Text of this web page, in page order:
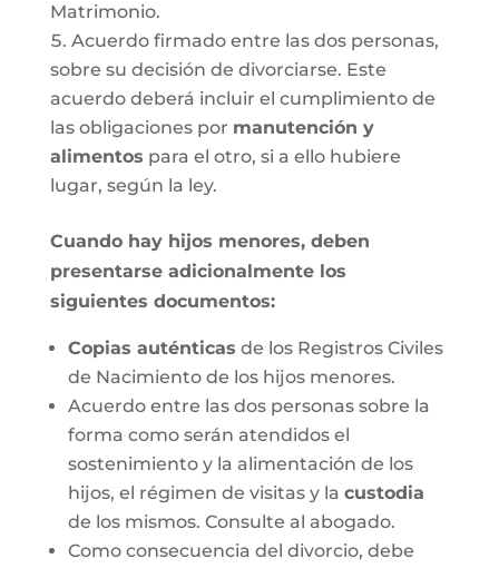
Matrimonio.
Acuerdo firmado entre las dos personas,
sobre su decisión de divorciarse. Este
acuerdo deberá incluir el cumplimiento de
las obligaciones por manutención y
alimentos para el otro, si a ello hubiere
lugar, según la ley.
Cuando hay hijos menores, deben
presentarse adicionalmente los
siguientes documentos:
Copias auténticas de los Registros Civiles
de Nacimiento de los hijos menores.
Acuerdo entre las dos personas sobre la
forma como serán atendidos el
sostenimiento y la alimentación de los
hijos, el régimen de visitas y la custodia
de los mismos. Consulte al abogado.
Como consecuencia del divorcio, debe